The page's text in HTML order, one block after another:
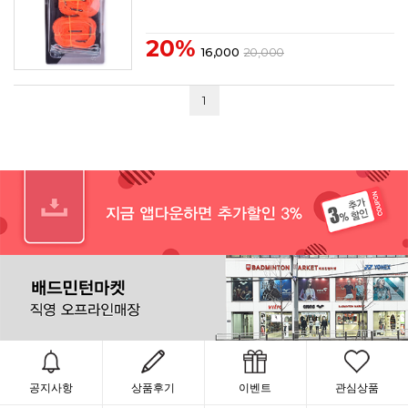
20% 16,000 20,000
1
공지사항 상품후기 이벤트 관심상품